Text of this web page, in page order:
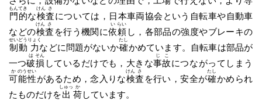
門
もん
的
てき
な検
けん
査
さ
については，日本車両協会という自転車や自動車
などの検
けん
査
さ
を行う機関に依
い
頼
らい
し，各部品の強度やブレーキの
制
せい
動
どう
力
りょく
などに問題がないか確
たし
かめています。自転車は部品が
一つ破
は
損
そん
しているだけでも，大きな事
じ
故
こ
につながってしまう
可
か
能
のう
性
せい
があるため，念入りな検
けん
査
さ
を行い，安全が確
たし
かめられ
たものだけを出
しゅっ
荷
か
しています。